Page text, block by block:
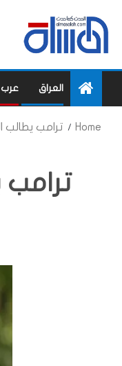
العراق عرب
Home ترامب يطالب